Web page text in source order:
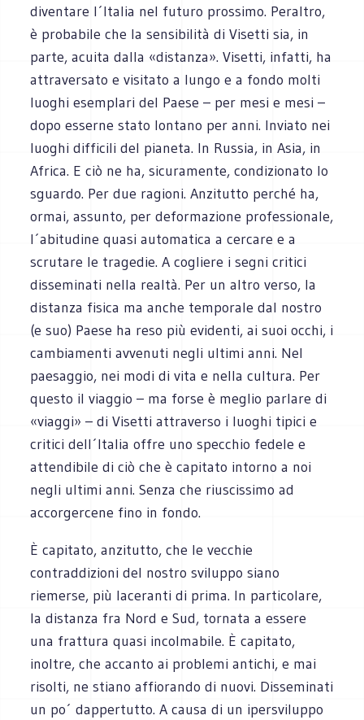
diventare l´Italia nel futuro prossimo. Peraltro,
è probabile che la sensibilità di Visetti sia, in
parte, acuita dalla «distanza». Visetti, infatti, ha
attraversato e visitato a lungo e a fondo molti
luoghi esemplari del Paese – per mesi e mesi –
dopo esserne stato lontano per anni. Inviato nei
luoghi difficili del pianeta. In Russia, in Asia, in
Africa. E ciò ne ha, sicuramente, condizionato lo
sguardo. Per due ragioni. Anzitutto perché ha,
ormai, assunto, per deformazione professionale,
l´abitudine quasi automatica a cercare e a
scrutare le tragedie. A cogliere i segni critici
disseminati nella realtà. Per un altro verso, la
distanza fisica ma anche temporale dal nostro
(e suo) Paese ha reso più evidenti, ai suoi occhi, i
cambiamenti avvenuti negli ultimi anni. Nel
paesaggio, nei modi di vita e nella cultura. Per
questo il viaggio – ma forse è meglio parlare di
«viaggi» – di Visetti attraverso i luoghi tipici e
critici dell´Italia offre uno specchio fedele e
attendibile di ciò che è capitato intorno a noi
negli ultimi anni. Senza che riuscissimo ad
accorgercene fino in fondo.
È capitato, anzitutto, che le vecchie
contraddizioni del nostro sviluppo siano
riemerse, più laceranti di prima. In particolare,
la distanza fra Nord e Sud, tornata a essere
una frattura quasi incolmabile. È capitato,
inoltre, che accanto ai problemi antichi, e mai
risolti, ne stiano affiorando di nuovi. Disseminati
un po´ dappertutto. A causa di un ipersviluppo